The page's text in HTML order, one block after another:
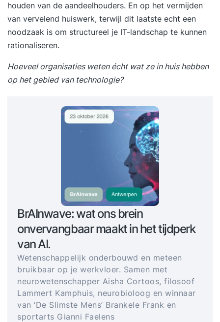
houden van de aandeelhouders. En op het vermijden
van vervelend huiswerk, terwijl dit laatste echt een
noodzaak is om structureel je IT-landschap te kunnen
rationaliseren.
Hoeveel organisaties weten écht wat ze in huis hebben
op het gebied van technologie?
BrAInwave: wat ons brein
onvervangbaar maakt in het tijdperk
van AI.
Wetenschappelijk onderbouwd en meteen
bruikbaar op je werkvloer. Samen met
neurowetenschapper Aisha Cortoos, filosoof
Lammert Kamphuis, neurobioloog en winnaar
van ‘De Slimste Mens’ Brankele Frank en
sportarts Gianni Faelens